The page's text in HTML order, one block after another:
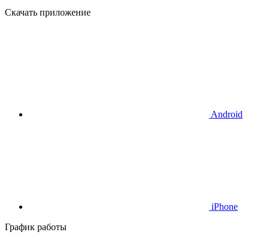
Скачать приложение
Android
iPhone
График работы